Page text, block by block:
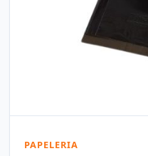
PAPELERIA